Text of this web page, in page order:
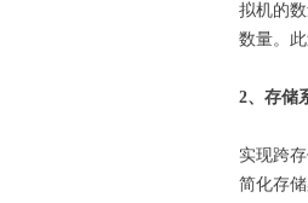
拟机的
数量。
2、存储
实现跨
简化存